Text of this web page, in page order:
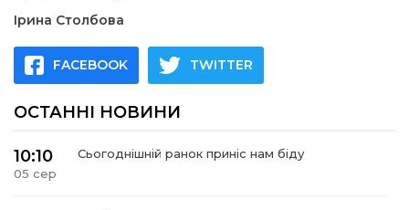
Ірина Столбова
FACEBOOK TWITTER
ОСТАННІ НОВИНИ
10:10
05 сер
Сьогоднішній ранок приніс нам біду